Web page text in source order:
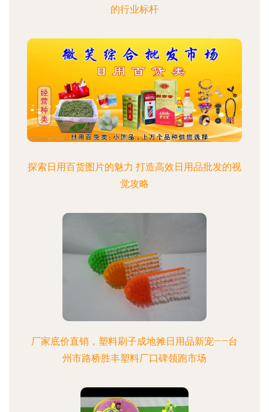
的行业标杆
探索日用百货图片的魅力 打造高效日用品批发的视
觉攻略
厂家底价直销，塑料刷子成地摊日用品新宠——台
州市路桥胜丰塑料厂口碑领跑市场